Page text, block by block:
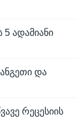
ადამიანი
და
რეცესიის